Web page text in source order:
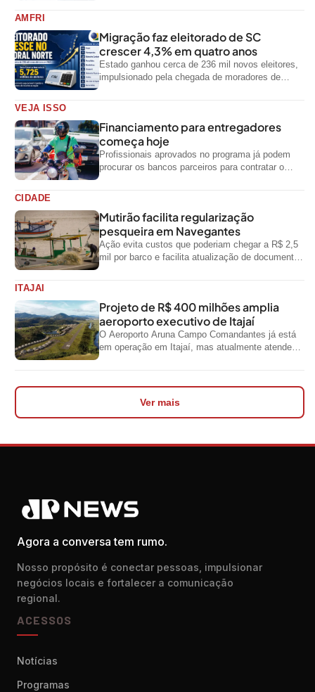
AMFRI
Migração faz eleitorado de SC
crescer 4,3% em quatro anos
Estado ganhou cerca de 236 mil novos eleitores,
impulsionado pela chegada de moradores de
VEJA ISSO
Financiamento para entregadores
começa hoje
Profissionais aprovados no programa já podem
procurar os bancos parceiros para contratar o
CIDADE
Mutirão facilita regularização
pesqueira em Navegantes
Ação evita custos que poderiam chegar a R$ 2,5
mil por barco e facilita atualização de documentos
ITAJAI
Projeto de R$ 400 milhões amplia
aeroporto executivo de Itajaí
O Aeroporto Aruna Campo Comandantes já está
em operação em Itajaí, mas atualmente atende
Ver mais
Agora a conversa tem rumo.
Nosso propósito é conectar pessoas, impulsionar
negócios locais e fortalecer a comunicação
regional.
ACESSOS
Notícias
Programas